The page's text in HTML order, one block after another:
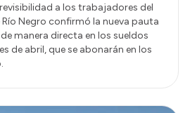
a los trabajadores del
Negro confirmó la nueva pauta
manera directa en los sueldos
de abril, que se abonarán en los